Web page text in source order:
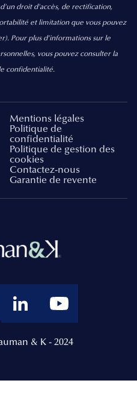
droit d'accès, de rectification,
et limitation que vous pouvez
Pour plus d’informations sur le
vous pouvez consulter la
confidentialité.
Mentions légales
Politique de
confidentialité
Politique de gestion des
cookies
Contactez-nous
Garantie de revente
& K - 2024